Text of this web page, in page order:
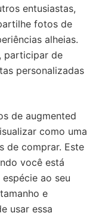
entusiastas,
fotos de
alheias.
participar de
personalizadas
de augmented
como uma
de comprar. Este
você está
ao seu
e
usar essa